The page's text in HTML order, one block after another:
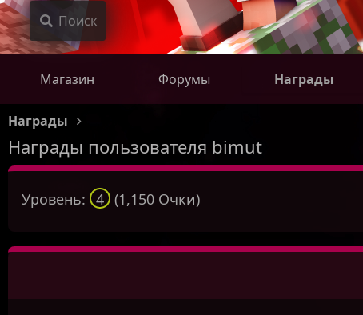
Поиск
Магазин Форумы Награды
Награды
Награды пользователя bimut
Уровень: 4 (1,150 Очки)